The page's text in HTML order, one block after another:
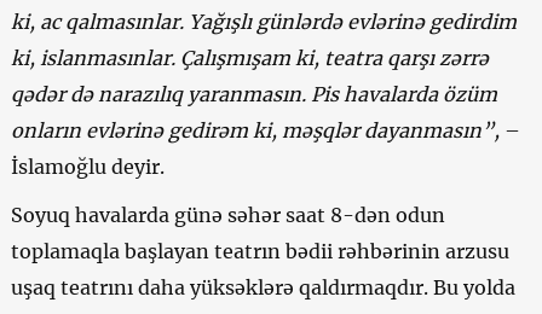
ki, ac qalmasınlar. Yağışlı günlərdə evlərinə gedirdim
ki, islanmasınlar. Çalışmışam ki, teatra qarşı zərrə
qədər də narazılıq yaranmasın. Pis havalarda özüm
onların evlərinə gedirəm ki, məşqlər dayanmasın”, –
İslamoğlu deyir.
Soyuq havalarda günə səhər saat 8-dən odun
toplamaqla başlayan teatrın bədii rəhbərinin arzusu
uşaq teatrını daha yüksəklərə qaldırmaqdır. Bu yolda